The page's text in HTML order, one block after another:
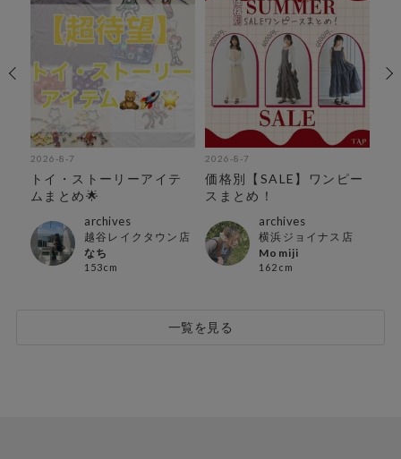
2026-8-7
トイ・ストーリーアイテ
ムまとめ🌟
archives
越谷レイクタウン店
なち
153cm
2026-8-7
価格別【SALE】ワンピー
スまとめ！
archives
横浜ジョイナス店
Momiji
162cm
一覧を見る